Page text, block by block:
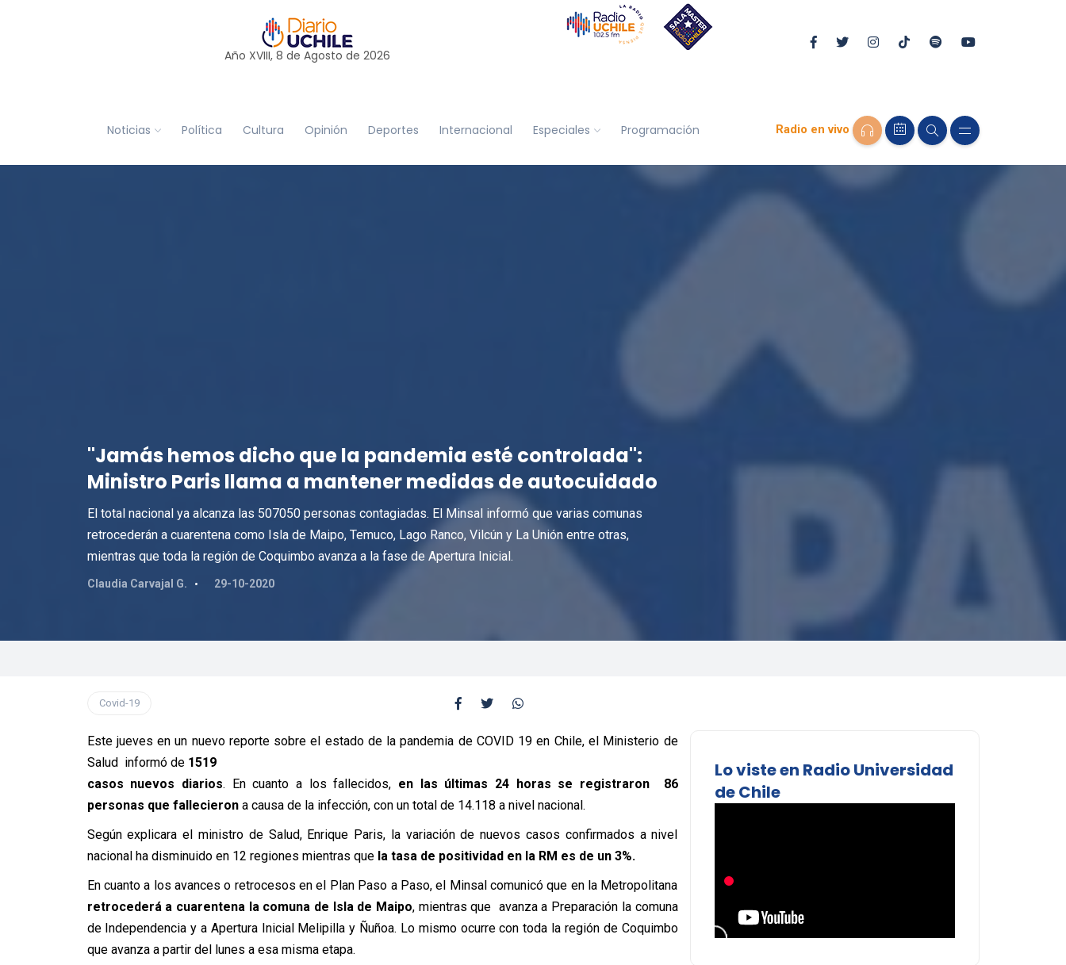
Año XVIII, 8 de Agosto de 2026
Noticias Política Cultura Opinión Deportes Internacional Especiales Programación Radio en vivo
"Jamás hemos dicho que la pandemia esté controlada":
Ministro Paris llama a mantener medidas de autocuidado
El total nacional ya alcanza las 507050 personas contagiadas. El Minsal informó que varias comunas
retrocederán a cuarentena como Isla de Maipo, Temuco, Lago Ranco, Vilcún y La Unión entre otras,
mientras que toda la región de Coquimbo avanza a la fase de Apertura Inicial.
Claudia Carvajal G. 29-10-2020
Covid-19
Este jueves en un nuevo reporte sobre el estado de la pandemia de COVID 19 en Chile, el Ministerio de
Salud informó de 1519
casos nuevos diarios. En cuanto a los fallecidos, en las últimas 24 horas se registraron 86
personas que fallecierona causa de la infección, con un total de 14.118 a nivel nacional.
Según explicara el ministro de Salud, Enrique Paris, la variación de nuevos casos confirmados a nivel
nacional ha disminuido en 12 regiones mientras que la tasa de positividad en la RM es de un 3%.
En cuanto a los avances o retrocesos en el Plan Paso a Paso, el Minsal comunicó que en la Metropolitana
retrocederá a cuarentena la comuna de Isla de Maipo, mientras que avanza a Preparación la comuna
de Independencia y a Apertura Inicial Melipilla y Ñuñoa. Lo mismo ocurre con toda la región de Coquimbo
que avanza a partir del lunes a esa misma etapa.
Lo viste en Radio Universidad
de Chile